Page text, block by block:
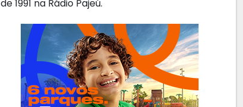
de 1991 na Rádio Pajeú.